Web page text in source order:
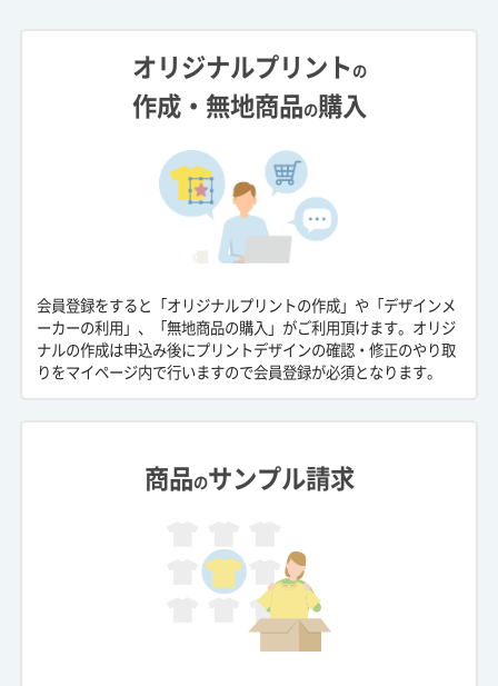
オリジナルプリント の
作成・無地商品の購入
会員登録をすると「オリジナルプリントの作成」や「デザインメ
ーカーの利用」、「無地商品の購入」がご利用頂けます。オリジ
ナルの作成は申込み後にプリントデザインの確認・修正のやり取
りをマイページ内で行いますので会員登録が必須となります。
商品のサンプル請求